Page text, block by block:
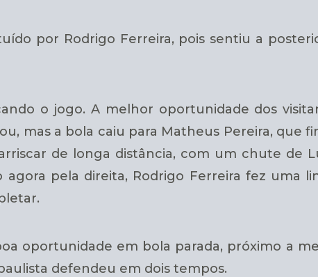
por Rodrigo Ferreira, pois sentiu a
o jogo. A melhor oportunidade dos
mas a bola caiu para Matheus Pereira, que
de longa distância, com um chute de
pela direita, Rodrigo Ferreira fez uma
oportunidade em bola parada, próximo a
defendeu em dois tempos.